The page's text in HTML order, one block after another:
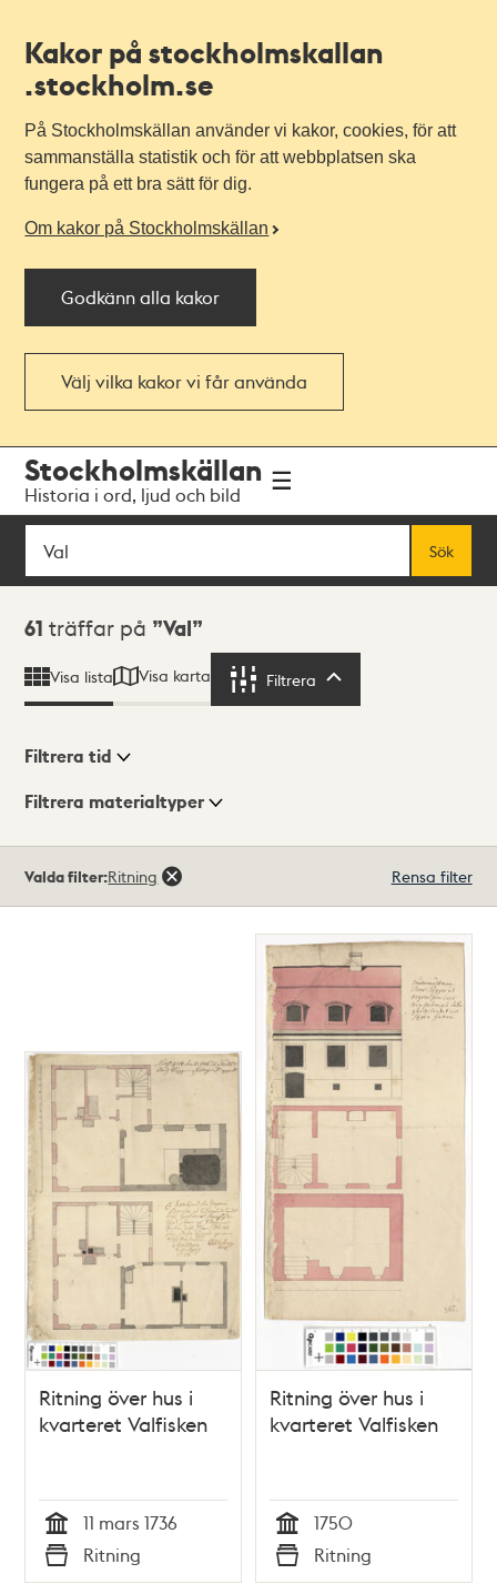
Kakor på stockholmskallan
.stockholm.se
På Stockholmskällan använder vi kakor, cookies, för att
sammanställa statistik och för att webbplatsen ska
fungera på ett bra sätt för dig.
Om kakor på Stockholmskällan
Godkänn alla kakor
Välj vilka kakor vi får använda
navigationen
huvudinnehållet
Stockholmskällan
Historia i ord, ljud och bild
Sök
Sök
Sökresultat
61 träffar på Val
Visa lista Visa karta Filtrera
Visningsläge
Filtrera tid
Filtrera materialtyper
träffar
Valda filter:Ritning Rensa filter
Ritning över hus i
kvarteret Valfisken
Tid
11 mars 1736
Typ
Ritning
Ritning över hus i
kvarteret Valfisken
Tid
1750
Typ
Ritning